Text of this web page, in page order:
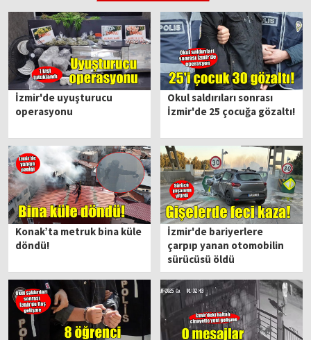
İzmir'de uyuşturucu
operasyonu
Okul saldırıları sonrası
İzmir'de 25 çocuğa gözaltı!
Konak’ta metruk bina küle
döndü!
İzmir'de bariyerlere
çarpıp yanan otomobilin
sürücüsü öldü